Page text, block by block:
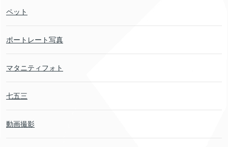
ペット
ポートレート写真
マタニティフォト
七五三
動画撮影